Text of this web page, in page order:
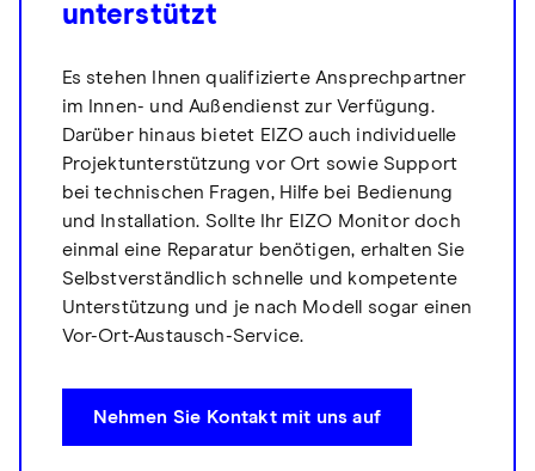
unterstützt
Es stehen Ihnen qualifizierte Ansprechpartner
im Innen- und Außendienst zur Verfügung.
Darüber hinaus bietet EIZO auch individuelle
Projektunterstützung vor Ort sowie Support
bei technischen Fragen, Hilfe bei Bedienung
und Installation. Sollte Ihr EIZO Monitor doch
einmal eine Reparatur benötigen, erhalten Sie
Selbstverständlich schnelle und kompetente
Unterstützung und je nach Modell sogar einen
Vor-Ort-Austausch-Service.
Nehmen Sie Kontakt mit uns auf